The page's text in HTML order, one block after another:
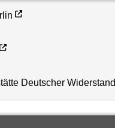
Deutscher Widerstand